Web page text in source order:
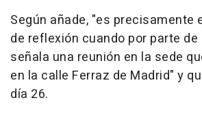
Según añade, "es precisamente
de reflexión cuando por parte de
señala una reunión en la sede
en la calle Ferraz de Madrid" y
día 26.